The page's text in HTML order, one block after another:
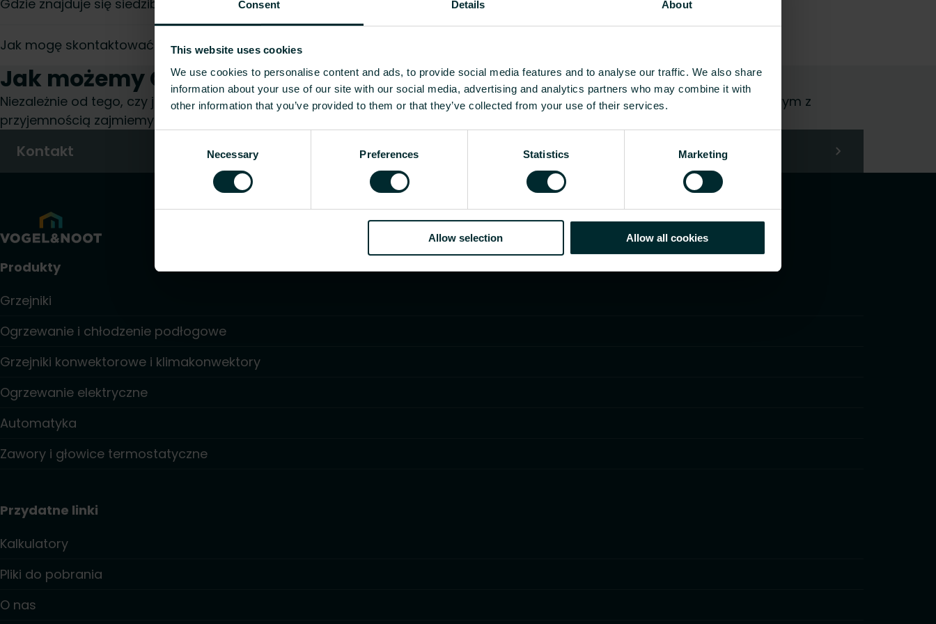
Consent Details About
This website uses cookies
We use cookies to personalise content and ads, to provide social media features and to analyse our traffic. We also share
information about your use of our site with our social media, advertising and analytics partners who may combine it with
other information that you’ve provided to them or that they’ve collected from your use of their services.
Necessary Preferences Statistics Marketing
Allow selection Allow all cookies
Gdzie znajduje się siedziba główna Purmo Group?
Jak mogę skontaktować się z odpowiednią osobą w firmie?
Jak możemy Ci pomóc?
Niezależnie od tego, czy jesteś architektem, projektantem, instalatorem, pracownikiem dystrybucji, czy użytkownikiem końcowym z
przyjemnością zajmiemy się Twoim zapytaniem.
Kontakt
Produkty
Grzejniki
Ogrzewanie i chłodzenie podłogowe
Grzejniki konwektorowe i klimakonwektory
Ogrzewanie elektryczne
Automatyka
Zawory i głowice termostatyczne
Przydatne linki
Kalkulatory
Pliki do pobrania
O nas